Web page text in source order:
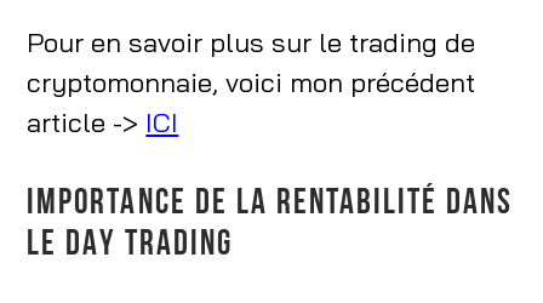
Pour en savoir plus sur le trading de
cryptomonnaie, voici mon précédent
article -> ICI
IMPORTANCE DE LA RENTABILITÉ DANS
LE DAY TRADING